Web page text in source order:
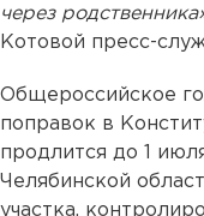
через
Котовой пресс-
Общероссийское
поправок в
продлится до 1
Челябинской
участка,